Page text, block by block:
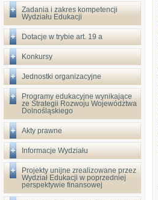
Zadania i zakres kompetencji
Wydziału Edukacji
Dotacje w trybie art. 19 a
Konkursy
Jednostki organizacyjne
Programy edukacyjne wynikające
ze Strategii Rozwoju Województwa
Dolnośląskiego
Akty prawne
Informacje Wydziału
Projekty unijne zrealizowane przez
Wydział Edukacji w poprzedniej
perspektywie finansowej